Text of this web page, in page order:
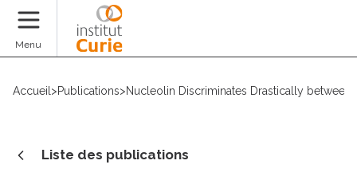
Menu
Accueil >Publications>Nucleolin Discriminates Drastically
Liste des publications